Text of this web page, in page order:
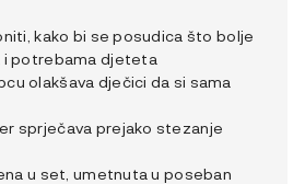
kako bi se posudica što bolje
i potrebama djeteta
olakšava dječici da si sama
sprječava prejako stezanje
u set, umetnuta u poseban